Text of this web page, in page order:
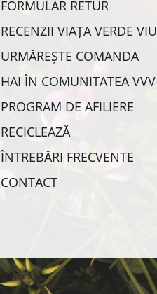
FORMULAR RETUR
RECENZII VIAȚA VERDE VIU
URMĂREȘTE COMANDA
HAI ÎN COMUNITATEA VVV
PROGRAM DE AFILIERE
RECICLEAZĂ
ÎNTREBĂRI FRECVENTE
CONTACT